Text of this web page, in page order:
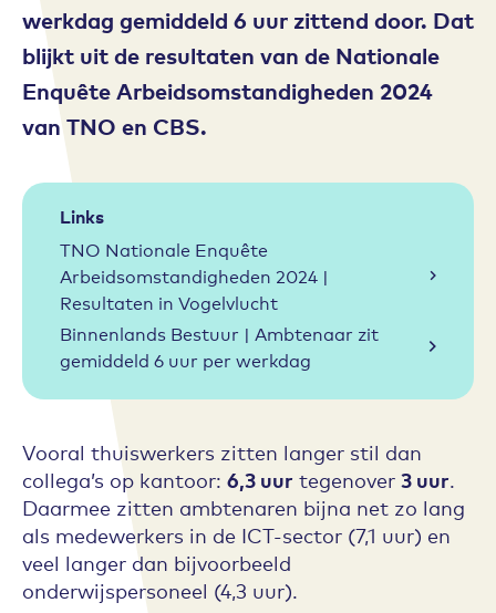
werkdag gemiddeld 6 uur zittend door. Dat
blijkt uit de resultaten van de Nationale
Enquête Arbeidsomstandigheden 2024
van TNO en CBS.
Links
TNO Nationale Enquête
Arbeidsomstandigheden 2024 |
Resultaten in Vogelvlucht
Binnenlands Bestuur | Ambtenaar zit
gemiddeld 6 uur per werkdag
Vooral thuiswerkers zitten langer stil dan
collega’s op kantoor: 6,3 uur tegenover 3 uur.
Daarmee zitten ambtenaren bijna net zo lang
als medewerkers in de ICT-sector (7,1 uur) en
veel langer dan bijvoorbeeld
onderwijspersoneel (4,3 uur).